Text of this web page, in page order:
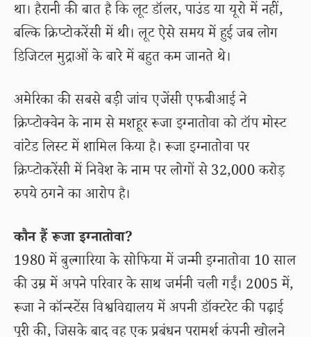
था। हैरानी की बात है कि लूट डॉलर, पाउंड या यूरो में नहीं,
बल्कि क्रिप्टोकरेंसी में थी। लूट ऐसे समय में हुई जब लोग
डिजिटल मुद्राओं के बारे में बहुत कम जानते थे।
अमेरिका की सबसे बड़ी जांच एजेंसी एफबीआई ने
क्रिप्टोक्वेन के नाम से मशहूर रूजा इग्नातोवा को टॉप मोस्ट
वांटेड लिस्ट में शामिल किया है। रूजा इग्नातोवा पर
क्रिप्टोकरेंसी में निवेश के नाम पर लोगों से 32,000 करोड़
रुपये ठगने का आरोप है।
कौन हैं रूजा इग्नातोवा?
1980 में बुल्गारिया के सोफिया में जन्मी इग्नातोवा 10 साल
की उम्र में अपने परिवार के साथ जर्मनी चली गईं। 2005 में,
रूजा ने कॉन्स्टेंस विश्वविद्यालय में अपनी डॉक्टरेट की पढ़ाई